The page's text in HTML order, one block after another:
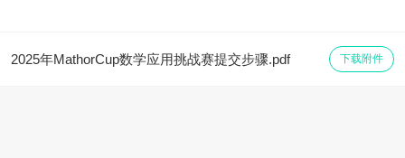
2025年MathorCup数学应用挑战赛提交步骤.pdf 下载附件